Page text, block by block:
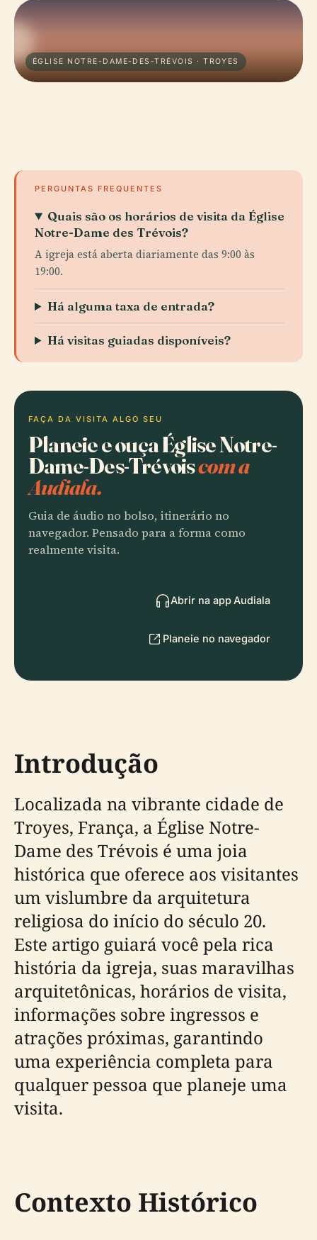
ÉGLISE NOTRE-DAME-DES-TRÉVOIS · TROYES
PERGUNTAS FREQUENTES
Quais são os horários de visita da Église
Notre-Dame des Trévois?
A igreja está aberta diariamente das 9:00 às
19:00.
Há alguma taxa de entrada?
Há visitas guiadas disponíveis?
FAÇA DA VISITA ALGO SEU
Planeie e ouça Église Notre-
Dame-Des-Trévoiscom a
Audiala.
Guia de áudio no bolso, itinerário no
navegador. Pensado para a forma como
realmente visita.
Abrir na app Audiala
Planeie no navegador
Introdução
Localizada na vibrante cidade de
Troyes, França, a Église Notre-
Dame des Trévois é uma joia
histórica que oferece aos visitantes
um vislumbre da arquitetura
religiosa do início do século 20.
Este artigo guiará você pela rica
história da igreja, suas maravilhas
arquitetônicas, horários de visita,
informações sobre ingressos e
atrações próximas, garantindo
uma experiência completa para
qualquer pessoa que planeje uma
visita.
Contexto Histórico